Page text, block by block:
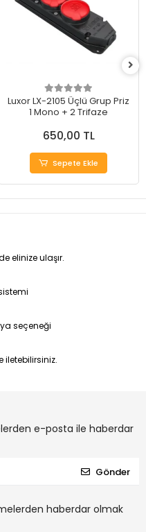
Luxor LX-2105 Üçlü Grup Priz
1 Mono + 2 Trifaze
650,00 TL
Sepete Ekle
elinize ulaşır.
seçeneği
iletebilirsiniz.
e-posta ile haberdar
Gönder
haberdar olmak